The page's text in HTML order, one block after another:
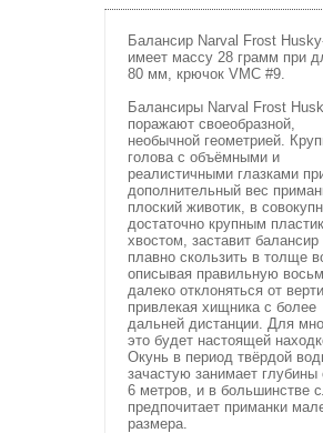
Балансир Narval Frost
имеет массу 28 грамм при
80 мм, крючок VMC #9.
Балансиры Narval Frost
поражают своеобразной,
необычной геометрией.
голова с объёмными и
реалистичными глазками
дополнительный вес
плоский животик, в
достаточно крупным
хвостом, заставит балансир
плавно скользить в толще
описывая правильную
далеко отклоняться от
привлекая хищника с более
дальней дистанции. Для
это будет настоящей
Окунь в период твёрдой
зачастую занимает глубины
6 метров, и в большинстве
предпочитает приманки
размера.